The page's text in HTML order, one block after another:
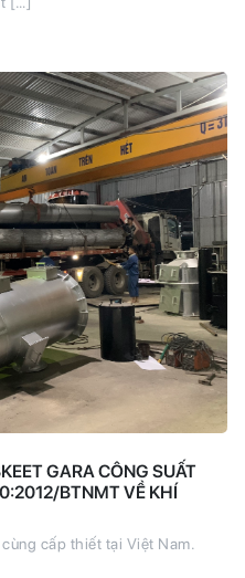
GARA CÔNG SUẤT
BTNMT VỀ KHÍ
cấp thiết tại Việt Nam.